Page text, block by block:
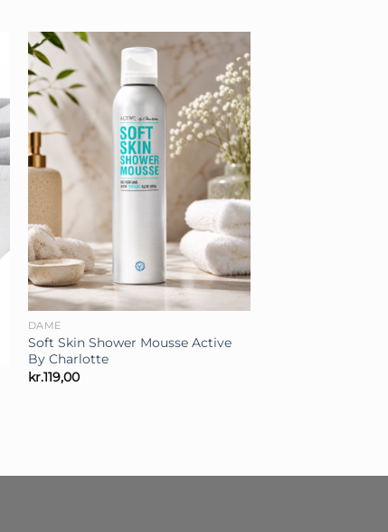
+
DAME
Soft Skin Shower Mousse Active
By Charlotte
kr.119,00